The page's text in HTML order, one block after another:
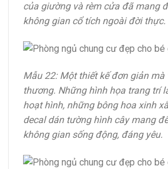
của giường và rèm cửa đã mang
không gian cổ tích ngoài đời thực.
Mẫu 22: Một thiết kế đơn giản mà
thương. Những hình họa trang trí
hoạt hình, những bông hoa xinh
decal dán tường hình cây mang
không gian sống động, đáng yêu.